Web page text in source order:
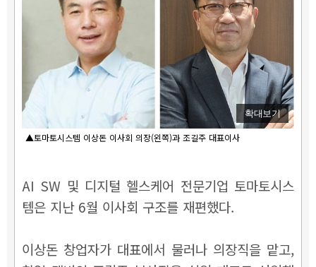
확대보기
▲토마토시스템 이상돈 이사회 의장(왼쪽)과 조길주 대표이사
AI SW 및 디지털 헬스케어 전문기업 토마토시스
템은 지난 6월 이사회 구조를 재편했다.
이상돈 창업자가 대표에서 물러나 의장직을 맡고,